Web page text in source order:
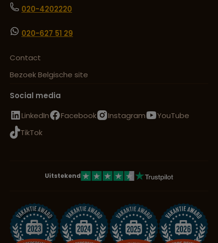
020-4202220
020-627 51 29
Contact
Bezoek Belgische site
Social media
LinkedIn
Facebook Instagram
YouTube
TikTok
Uitstekend